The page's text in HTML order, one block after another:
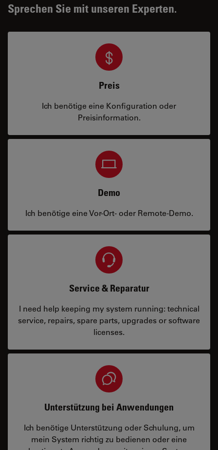
Sprechen Sie mit unseren Experten.
Preis
Ich benötige eine Konfiguration oder
Preisinformation.
Demo
Ich benötige eine Vor-Ort- oder Remote-Demo.
Service & Reparatur
I need help keeping my system running: technical
service, repairs, spare parts, upgrades or software
licenses.
Unterstützung bei Anwendungen
Ich benötige Unterstützung oder Schulung, um
mein System richtig zu bedienen oder eine